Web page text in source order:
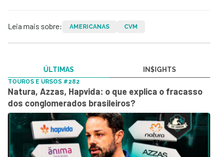
Leia mais sobre: AMERICANAS CVM
ÚLTIMAS IN$IGHTS
TOUROS E URSOS #282
Natura, Azzas, Hapvida: o que explica o fracasso
dos conglomerados brasileiros?